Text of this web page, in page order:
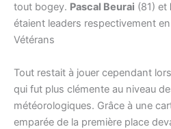
tout bogey. Pascal Beurai (81) et
étaient leaders respectivement
Vétérans
Tout restait à jouer cependant
qui fut plus clémente au niveau
météorologiques. Grâce à une
emparée de la première place